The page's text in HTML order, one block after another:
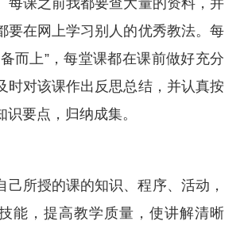
每课之前我都要查大量的资料，并
要在网上学习别人的优秀教法。每
而上”，每堂课都在课前做好充分
时对该课作出反思总结，并认真按
要点，归纳成集。
己所授的课的知识、程序、活动，
能，提高教学质量，使讲解清晰